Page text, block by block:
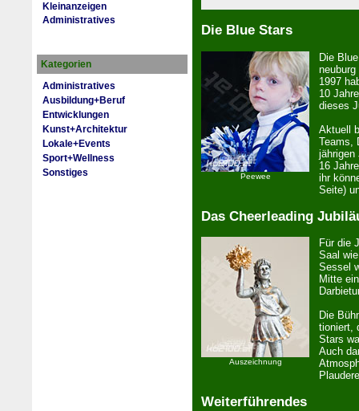
Kleinanzeigen
Administratives
Kategorien
Administratives
Ausbildung+Beruf
Entwicklungen
Kunst+Architektur
Lokale+Events
Sport+Wellness
Sonstiges
Die Blue Stars
Peewee
Die
1997
10
dieses
Aktuell
Teams,
jährigen
16
ihr
Seite)
Das Cheerleading
Auszeichnung
Für die
Saal
Sessel
Mitte
Die
tion­iert,
Stars
Auch
Weiterführendes